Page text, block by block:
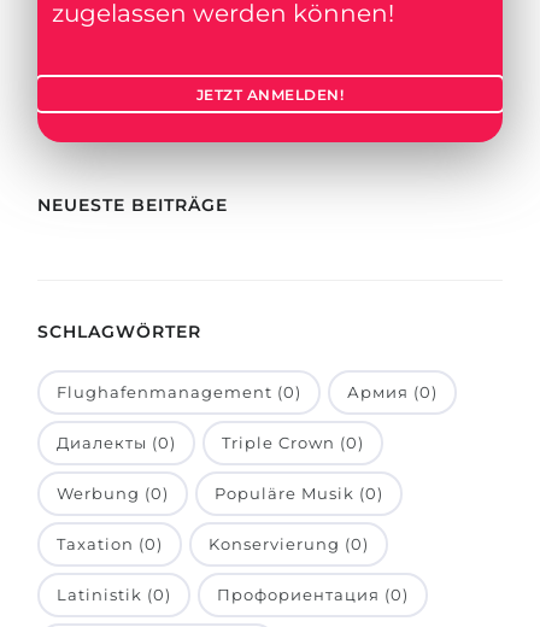
Städte
Studienfächer
RIASEC-Test
Erfolgzu
100%
Unsere Studierenden werden
Management
Ukraine
Kasachstan
Aserbaidschan
Armenien
Belarus
Anderes Land
zugelassen werden können!
JETZT ANMELDEN!
NEUESTE BEITRÄGE
SCHLAGWÖRTER
Flughafenmanagement (0) Армия (0)
Диалекты (0) Triple Crown (0)
Werbung (0) Populäre Musik (0)
Taxation (0) Konservierung (0)
Latinistik (0) Профориентация (0)